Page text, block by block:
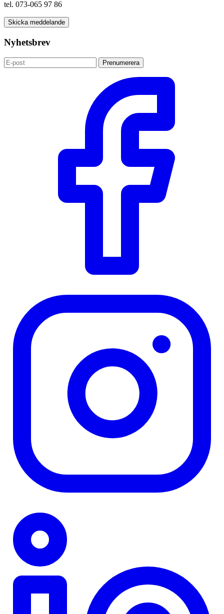
tel. 073-065 97 86
Skicka meddelande
Nyhetsbrev
Prenumerera